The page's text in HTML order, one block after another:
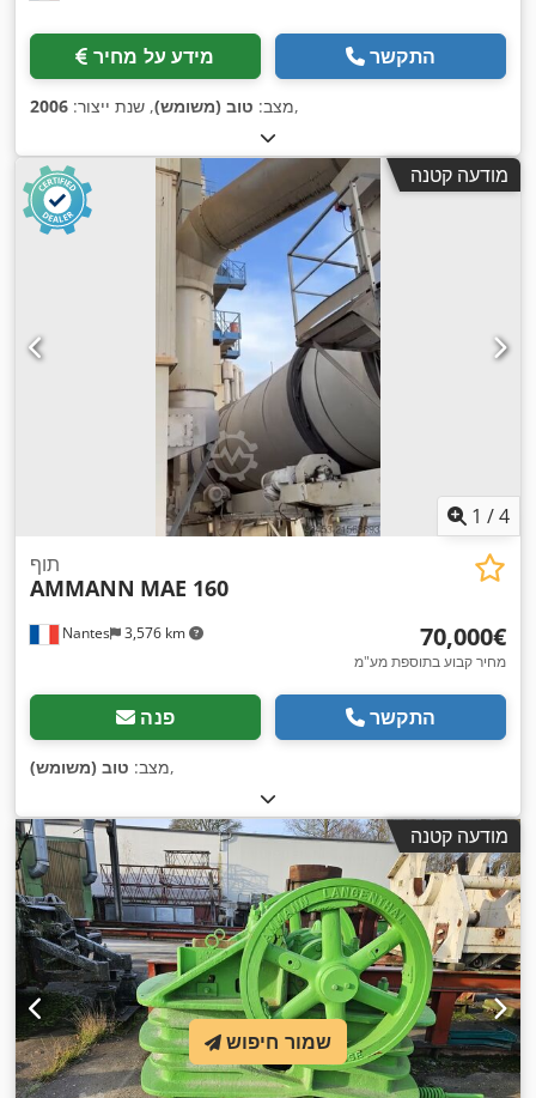
מידע על מחיר התקשר
מצב: טוב (משומש), שנת ייצור: 2006 ,
מודעה קטנה
1 /4
Nantes 3,576 km
תוף
AMMANN MAE 160
‏70,000 ‏€
מחיר קבוע בתוספת מע"מ
פנה התקשר
מצב: טוב (משומש) ,
מודעה קטנה
שמור חיפוש